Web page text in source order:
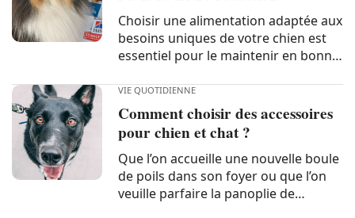
propriétaires...
Choisir une alimentation adaptée aux
besoins uniques de votre chien est
essentiel pour le maintenir en bonne
croquette idéale peut être
particulièrement fastidieuse en
raison du florilège de produits...
VIE QUOTIDIENNE
Comment choisir des accessoires
pour chien et chat ?
Que l’on accueille une nouvelle boule
de poils dans son foyer ou que l’on
veuille parfaire la panoplie de